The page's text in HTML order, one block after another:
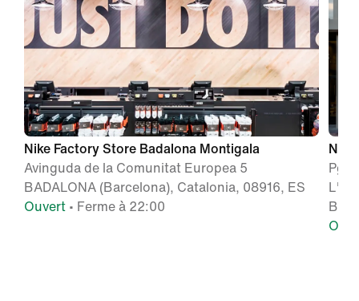
Nike Factory Store Badalona Montigala
Avinguda de la Comunitat Europea 5
BADALONA (Barcelona), Catalonia, 08916, ES
Ouvert • Ferme à 22:00
Pg.